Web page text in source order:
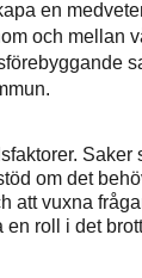
en
och mellan
Saker
om det
att vuxna
roll i det